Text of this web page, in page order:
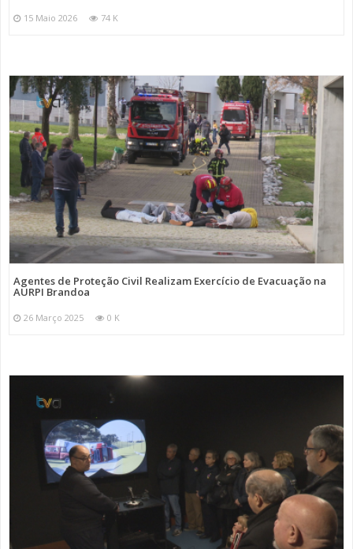
15 Maio 2026 74 K
Agentes de Proteção Civil Realizam Exercício de Evacuação na
AURPI Brandoa
26 Março 2025 0 K